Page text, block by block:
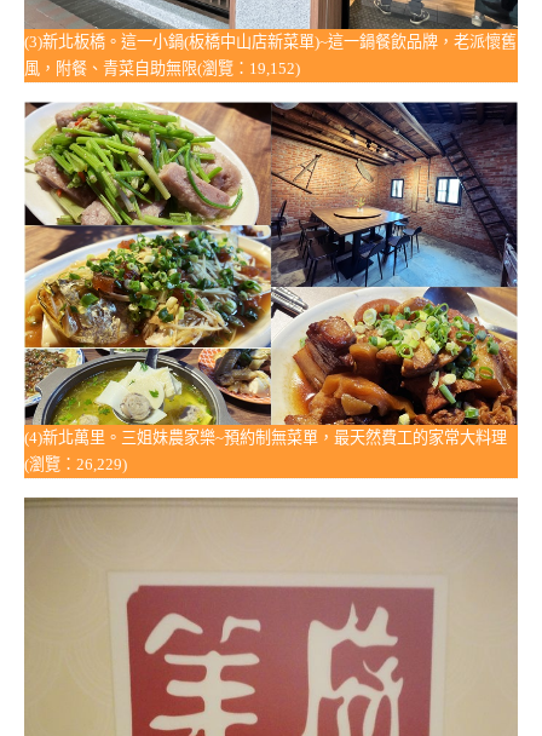
(3)新北板橋。這一小鍋(板橋中山店新菜單)~這一鍋餐飲品牌，老派懷舊
風，附餐、青菜自助無限(瀏覽：19,152)
(4)新北萬里。三姐妹農家樂~預約制無菜單，最天然費工的家常大料理
(瀏覽：26,229)